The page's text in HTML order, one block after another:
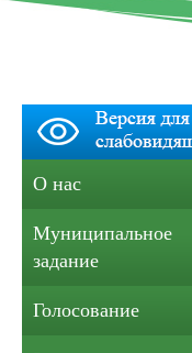
О нас
Муниципальное
задание
Голосование